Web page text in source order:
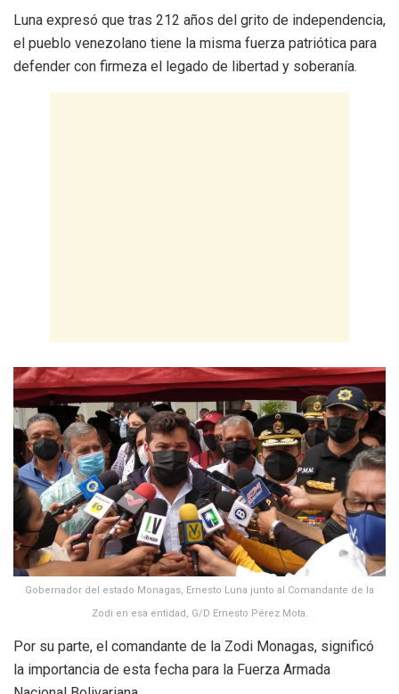
Luna expresó que tras 212 años del grito de independencia,
el pueblo venezolano tiene la misma fuerza patriótica para
defender con firmeza el legado de libertad y soberanía.
Gobernador del estado Monagas, Ernesto Luna junto al Comandante de la
Zodi en esa entidad, G/D Ernesto Pérez Mota.
Por su parte, el comandante de la Zodi Monagas, significó
la importancia de esta fecha para la Fuerza Armada